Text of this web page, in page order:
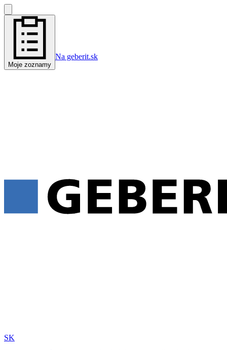
Moje zoznamy
Na geberit.sk
SK